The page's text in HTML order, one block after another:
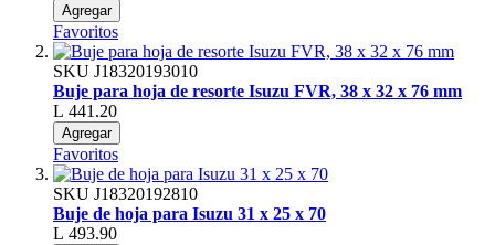
Agregar
Favoritos
SKU J18320193010
Buje para hoja de resorte Isuzu FVR, 38 x 32 x 76 mm
L 441.20
Agregar
Favoritos
SKU J18320192810
Buje de hoja para Isuzu 31 x 25 x 70
L 493.90